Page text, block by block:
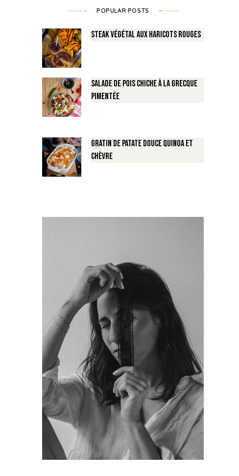
POPULAR POSTS
Steak végétal aux haricots rouges
Salade de Pois chiche à la Grecque
pimentée
Gratin de Patate douce Quinoa et
Chèvre